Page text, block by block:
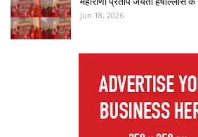
Jun 18, 2026